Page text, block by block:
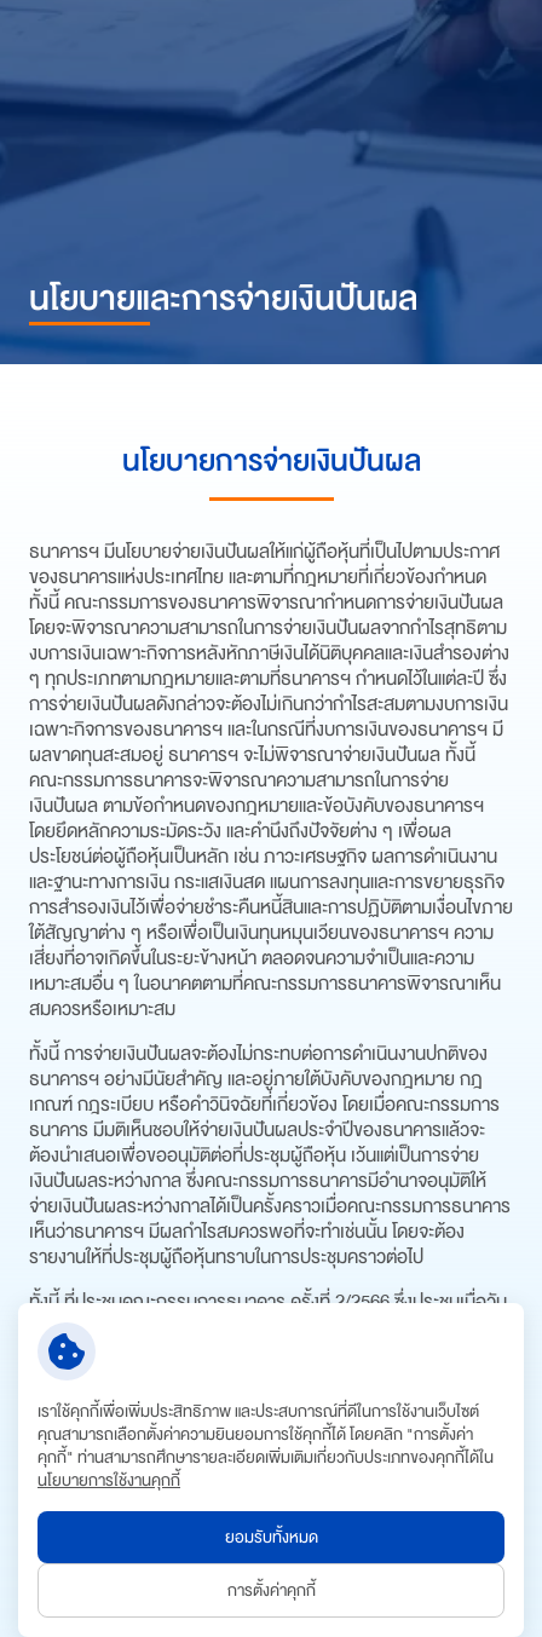
นโยบายและการจ่ายเงินปันผล
นโยบายการจ่ายเงินปันผล
ธนาคารฯ มีนโยบายจ่ายเงินปันผลให้แก่ผู้ถือหุ้นที่เป็นไปตามประกาศ
ของธนาคารแห่งประเทศไทย และตามที่กฎหมายที่เกี่ยวข้องกำหนด
ทั้งนี้ คณะกรรมการของธนาคารพิจารณากำหนดการจ่ายเงินปันผล
โดยจะพิจารณาความสามารถในการจ่ายเงินปันผลจากกำไรสุทธิตาม
งบการเงินเฉพาะกิจการหลังหักภาษีเงินได้นิติบุคคลและเงินสำรองต่าง
ๆ ทุกประเภทตามกฎหมายและตามที่ธนาคารฯ กำหนดไว้ในแต่ละปี ซึ่ง
การจ่ายเงินปันผลดังกล่าวจะต้องไม่เกินกว่ากำไรสะสมตามงบการเงิน
เฉพาะกิจการของธนาคารฯ และในกรณีที่งบการเงินของธนาคารฯ มี
ผลขาดทุนสะสมอยู่ ธนาคารฯ จะไม่พิจารณาจ่ายเงินปันผล ทั้งนี้
คณะกรรมการธนาคารจะพิจารณาความสามารถในการจ่าย
เงินปันผล ตามข้อกำหนดของกฎหมายและข้อบังคับของธนาคารฯ
โดยยึดหลักความระมัดระวัง และคำนึงถึงปัจจัยต่าง ๆ เพื่อผล
ประโยชน์ต่อผู้ถือหุ้นเป็นหลัก เช่น ภาวะเศรษฐกิจ ผลการดำเนินงาน
และฐานะทางการเงิน กระแสเงินสด แผนการลงทุนและการขยายธุรกิจ
การสำรองเงินไว้เพื่อจ่ายชำระคืนหนี้สินและการปฏิบัติตามเงื่อนไขภาย
ใต้สัญญาต่าง ๆ หรือเพื่อเป็นเงินทุนหมุนเวียนของธนาคารฯ ความ
เสี่ยงที่อาจเกิดขึ้นในระยะข้างหน้า ตลอดจนความจำเป็นและความ
เหมาะสมอื่น ๆ ในอนาคตตามที่คณะกรรมการธนาคารพิจารณาเห็น
สมควรหรือเหมาะสม
ทั้งนี้ การจ่ายเงินปันผลจะต้องไม่กระทบต่อการดำเนินงานปกติของ
ธนาคารฯ อย่างมีนัยสำคัญ และอยู่ภายใต้บังคับของกฎหมาย กฎ
เกณฑ์ กฎระเบียบ หรือคำวินิจฉัยที่เกี่ยวข้อง โดยเมื่อคณะกรรมการ
ธนาคาร มีมติเห็นชอบให้จ่ายเงินปันผลประจำปีของธนาคารแล้วจะ
ต้องนำเสนอเพื่อขออนุมัติต่อที่ประชุมผู้ถือหุ้น เว้นแต่เป็นการจ่าย
เงินปันผลระหว่างกาล ซึ่งคณะกรรมการธนาคารมีอำนาจอนุมัติให้
จ่ายเงินปันผลระหว่างกาลได้เป็นครั้งคราวเมื่อคณะกรรมการธนาคาร
เห็นว่าธนาคารฯ มีผลกำไรสมควรพอที่จะทำเช่นนั้น โดยจะต้อง
รายงานให้ที่ประชุมผู้ถือหุ้นทราบในการประชุมคราวต่อไป
ทั้งนี้ ที่ประชุมคณะกรรมการธนาคาร ครั้งที่ 2/2566 ซึ่งประชุมเมื่อวัน
ที่ 22 กุมภาพันธ์ 2566 ได้อนุมัติในหลักการเกี่ยวกับอัตราในการ
พิจารณาจ่ายเงินปันผลในช่วงปี 2567 ถึง ปี 2570 ซึ่งคาดว่าจะอยู่ใน
ช่วงอัตราประมาณร้อยละ 5 ถึงร้อยละ 20 ของกำไรสุทธิในแต่ละปีข้าง
ต้น ทั้งนี้ ก่อนการพิจารณาอนุมัติการจ่ายเงินปันผลในแต่ละคราว
ธนาคารฯ จะต้องปฏิบัติตามกฎหมายและพิจารณาให้เป็นไปตามข้อ
กำหนดที่กำหนดไว้ในนโยบายการจ่ายเงินปันผลดังกล่าวข้างต้นด้วย
วันที่คณะกรรมการ
มีมติ
เครื่องหมาย
เราใช้คุกกี้เพื่อเพิ่มประสิทธิภาพ และประสบการณ์ที่ดีในการใช้งานเว็บไซต์
คุณสามารถเลือกตั้งค่าความยินยอมการใช้คุกกี้ได้ โดยคลิก "การตั้งค่า
คุกกี้" ท่านสามารถศึกษารายละเอียดเพิ่มเติมเกี่ยวกับประเภทของคุกกี้ได้ใน
นโยบายการใช้งานคุกกี้
ยอมรับทั้งหมด
การตั้งค่าคุกกี้